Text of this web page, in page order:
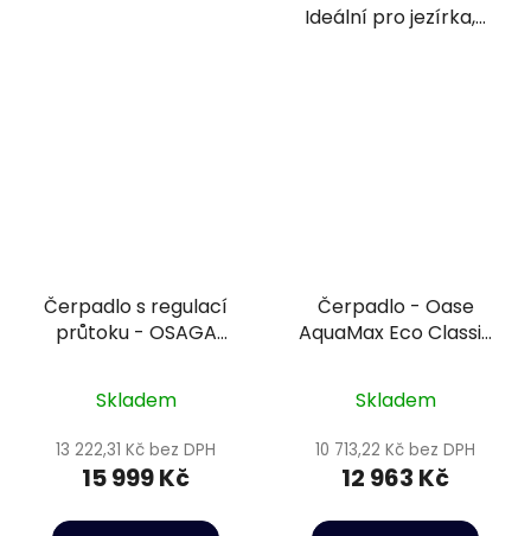
Ideální pro jezírka,...
Čerpadlo s regulací
průtoku - OSAGA
Skladem
13 222,31 Kč bez DPH
15 999 Kč
Čerpadlo - Oase
AquaMax Eco Classic
Skladem
10 713,22 Kč bez DPH
12 963 Kč